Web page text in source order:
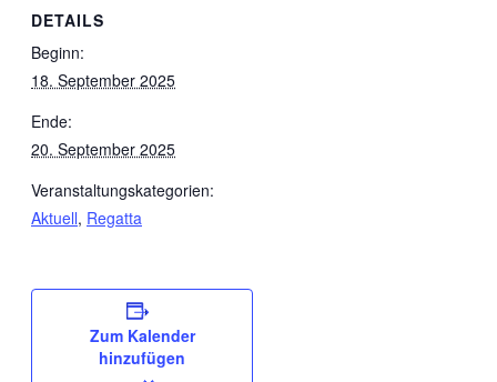
DETAILS
Beginn:
18. September 2025
Ende:
20. September 2025
Veranstaltungskategorien:
Aktuell, Regatta
Zum Kalender
hinzufügen